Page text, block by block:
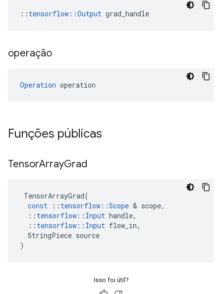
:: tensorflow::Output grad_handle
operação
Operation operation
Funções públicas
TensorArrayGrad
TensorArrayGrad(
const
:: tensorflow ::Scope & scope,
:: tensorflow :: Input handle,
:: tensorflow :: Input flow_in,
StringPiece source
)
Isso foi útil?